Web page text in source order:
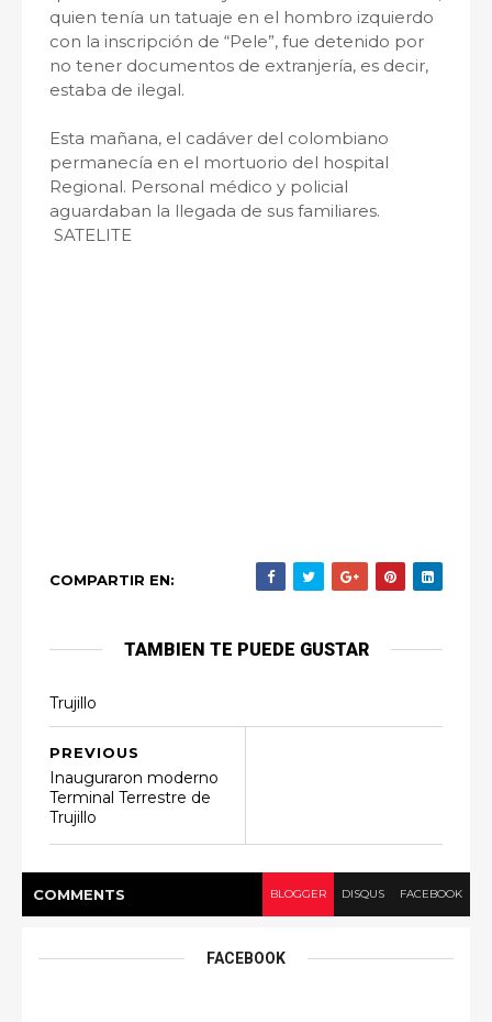
quien tenía un tatuaje en el hombro izquierdo
con la inscripción de “Pele”, fue detenido por
no tener documentos de extranjería, es decir,
estaba de ilegal.
Esta mañana, el cadáver del colombiano
permanecía en el mortuorio del hospital
Regional. Personal médico y policial
aguardaban la llegada de sus familiares.
SATELITE
COMPARTIR EN:
TAMBIEN TE PUEDE GUSTAR
Trujillo
PREVIOUS
Inauguraron moderno
Terminal Terrestre de
Trujillo
COMMENTS BLOGGER DISQUS FACEBOOK
FACEBOOK